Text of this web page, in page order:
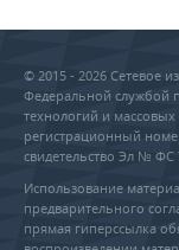
© 2015 - 2026 Сетевое
Федеральной службой
технологий и
регистрационный
свидетельство Эл № ФС
Использование
предварительного
прямая гиперссылка